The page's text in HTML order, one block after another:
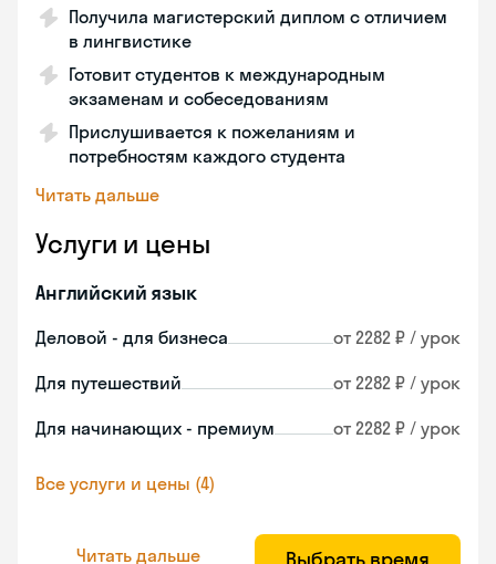
Получила магистерский диплом с отличием
в лингвистике
Готовит студентов к международным
экзаменам и собеседованиям
Прислушивается к пожеланиям и
потребностям каждого студента
Читать дальше
Услуги и цены
Английский язык
Деловой - для бизнеса от 2282 ₽ / урок
Для путешествий от 2282 ₽ / урок
Для начинающих - премиум от 2282 ₽ / урок
Все услуги и цены (4)
Читать дальше